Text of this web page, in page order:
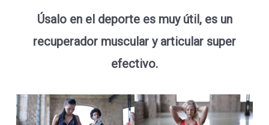
Úsalo en el deporte es muy útil, es un
recuperador muscular y articular super
efectivo.